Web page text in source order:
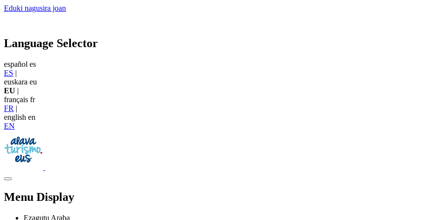
Eduki nagusira joan
Language Selector
español es
ES |
euskara eu
EU |
français fr
FR |
english en
EN
Menu Display
Ezagutu Araba